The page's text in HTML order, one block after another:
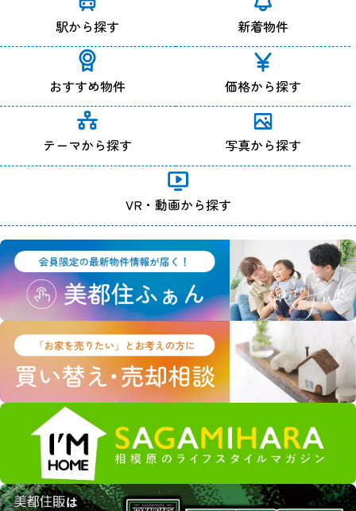
駅から探す 新着物件
おすすめ物件 価格から探す
テーマから探す 写真から探す
VR・動画から探す